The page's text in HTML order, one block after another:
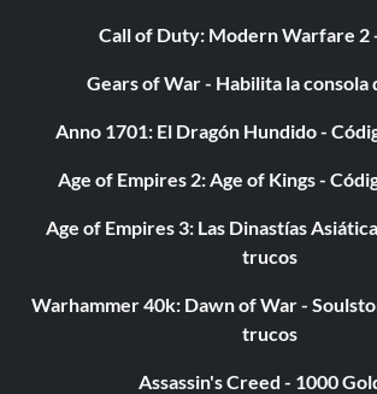
Call of Duty: Modern Warfare 2
Gears of War - Habilita la consola
Anno 1701: El Dragón Hundido -
Age of Empires 2: Age of Kings -
Age of Empires 3: Las Dinastías
trucos
Warhammer 40k: Dawn of War -
trucos
Assassin's Creed - 1000